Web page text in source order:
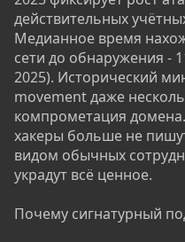
действительных
Медианное время
сети до обнаружения -
2025). Исторический
movement даже
компрометация
хакеры больше не
видом обычных
украдут всё ценное.
Почему сигнатурный